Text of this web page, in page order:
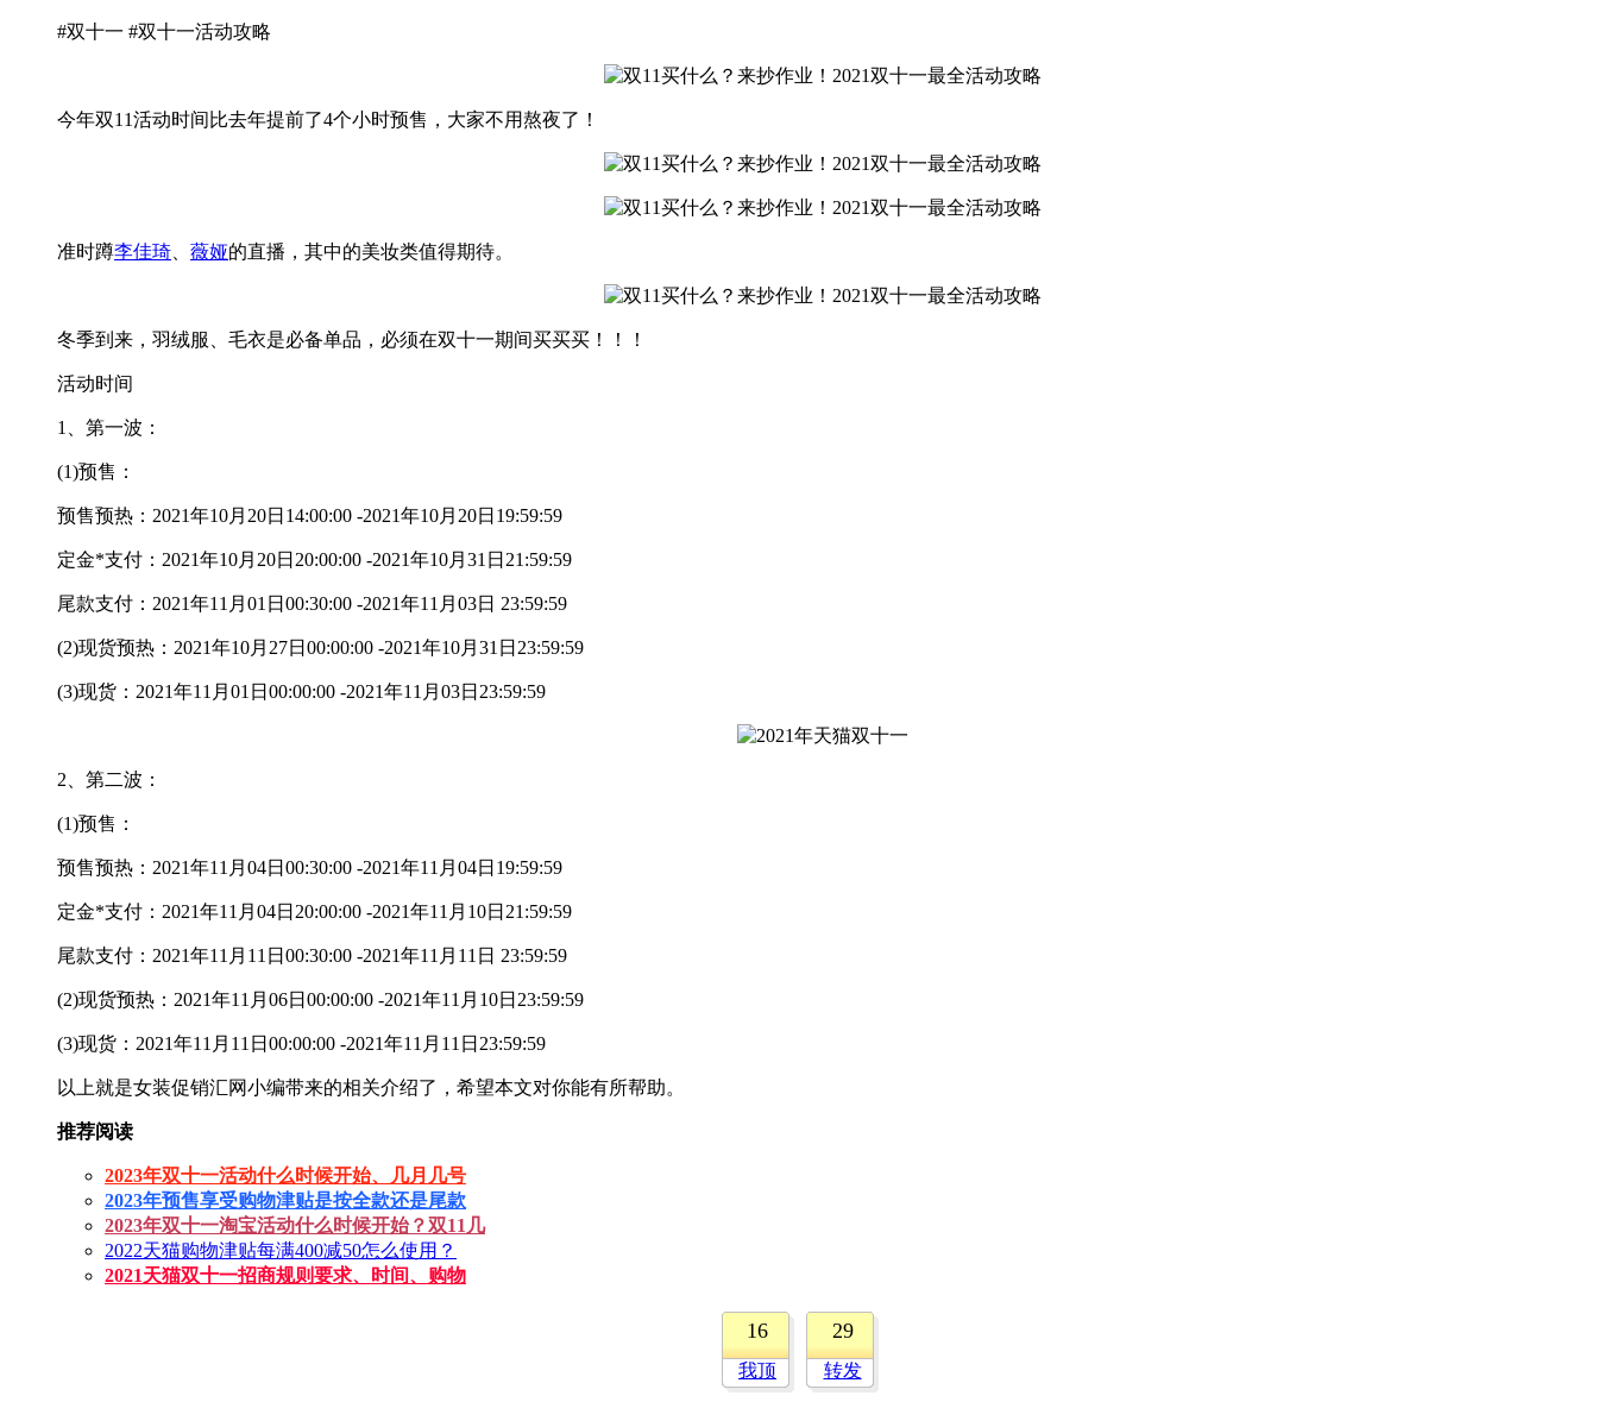
#双十一 #双十一活动攻略
今年双11活动时间比去年提前了4个小时预售，大家不用熬夜了！
准时蹲李佳琦 薇娅的直播，其中的美妆类值得期待。
冬季到来，羽绒服、毛衣是必备单品，必须在双十一期间买买买！！！
活动时间
1、第一波：
(1)预售：
预售预热：2021年10月20日14:00:00 -2021年10月20日19:59:59
定金*支付：2021年10月20日20:00:00 -2021年10月31日21:59:59
尾款支付：2021年11月01日00:30:00 -2021年11月03日 23:59:59
(2)现货预热：2021年10月27日00:00:00 -2021年10月31日23:59:59
(3)现货：2021年11月01日00:00:00 -2021年11月03日23:59:59
2、第二波：
(1)预售：
预售预热：2021年11月04日00:30:00 -2021年11月04日19:59:59
定金*支付：2021年11月04日20:00:00 -2021年11月10日21:59:59
尾款支付：2021年11月11日00:30:00 -2021年11月11日 23:59:59
(2)现货预热：2021年11月06日00:00:00 -2021年11月10日23:59:59
(3)现货：2021年11月11日00:00:00 -2021年11月11日23:59:59
以上就是女装促销汇网小编带来的相关介绍了，希望本文对你能有所帮助。
推荐阅读
2023年双十一活动什么时候开始、几月几号
2023年预售享受购物津贴是按全款还是尾款
2023年双十一淘宝活动什么时候开始？双11几
2022天猫购物津贴每满400减50怎么使用？
2021天猫双十一招商规则要求、时间、购物
16
我顶
29
转发